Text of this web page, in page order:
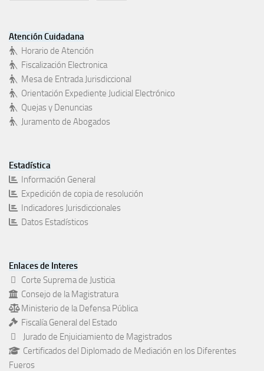
Atención Cuidadana
Horario de Atención
Fiscalización Electronica
Mesa de Entrada Jurisdiccional
Orientación Expediente Judicial Electrónico
Quejas y Denuncias
Juramento de Abogados
Estadística
Información General
Expedición de copia de resolución
Indicadores Jurisdiccionales
Datos Estadísticos
Enlaces de Interes
Corte Suprema de Justicia
Consejo de la Magistratura
Ministerio de la Defensa Pública
Fiscalía General del Estado
Jurado de Enjuiciamiento de Magistrados
Certificados del Diplomado de Mediación en los Diferentes
Fueros